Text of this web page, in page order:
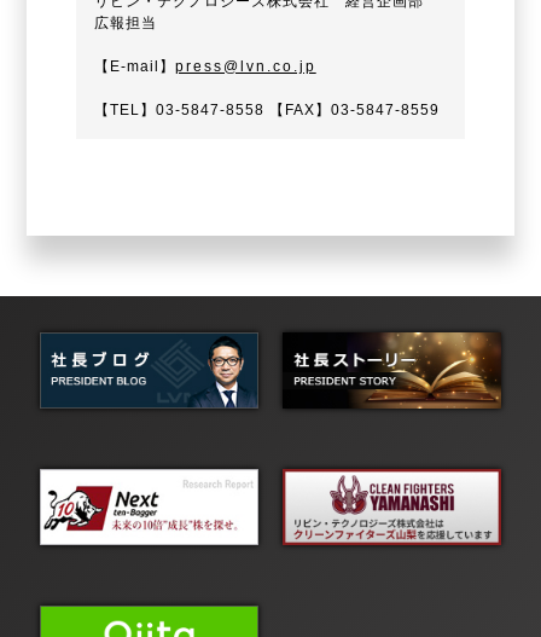
広報担当
【E-mail】 press@lvn.co.jp
【TEL】03-5847-8558 【FAX】03-5847-8559